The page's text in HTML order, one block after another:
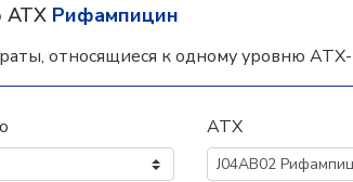
АТХ Рифампицин
относящиеся к одному уровню
АТХ